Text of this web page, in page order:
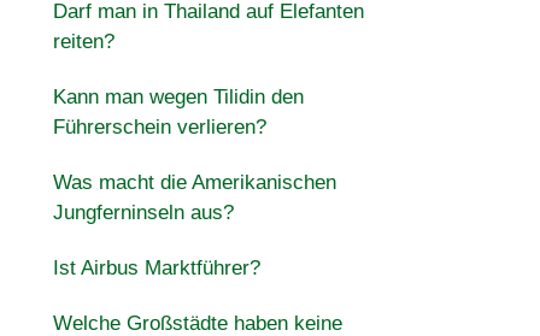
Darf man in Thailand auf Elefanten
reiten?
Kann man wegen Tilidin den
Führerschein verlieren?
Was macht die Amerikanischen
Jungferninseln aus?
Ist Airbus Marktführer?
Welche Großstädte haben keine